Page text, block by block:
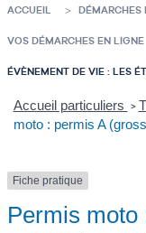
ACCUEIL DÉMARCHES
VOS DÉMARCHES EN LIGNE
ÉVÈNEMENT DE VIE : LES
Accueil particuliers >
moto : permis A
Fiche pratique
Permis moto